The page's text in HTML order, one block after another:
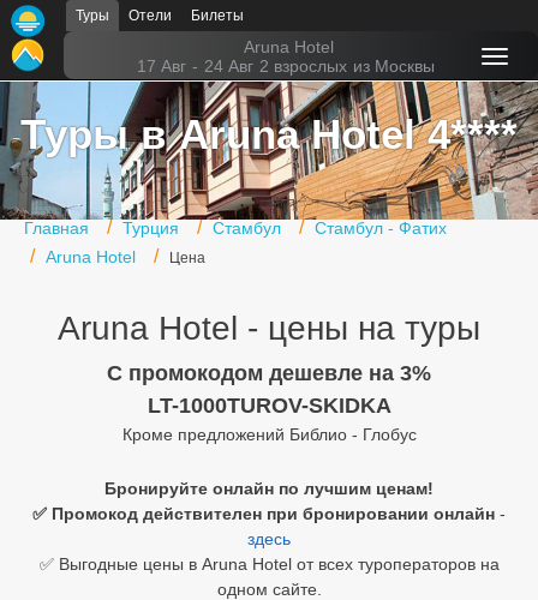
Туры Отели Билеты
Aruna Hotel
17 Авг - 24 Авг 2 взрослых из Москвы
Туры в Aruna Hotel 4****
Главная Турция Стамбул
Стамбул - Фатих
Aruna Hotel
Цена
Aruna Hotel - цены на туры
C промокодом дешевле на 3%
LT-1000TUROV-SKIDKA
Кроме предложений Библио - Глобус
Бронируйте онлайн по лучшим ценам!
✅ Промокод действителен при бронировании онлайн -
здесь
✅ Выгодные цены в Aruna Hotel от всех туроператоров на
одном сайте.
Главная
Горящие туры
Туры в Турцию
Туры в Египет
Помощь
Подборки отелей